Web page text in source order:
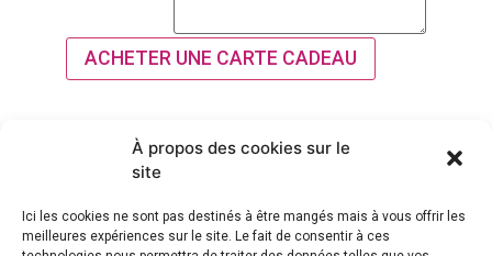
À propos des cookies sur le
site
Ici les cookies ne sont pas destinés à être mangés mais à vous offrir les
meilleures expériences sur le site. Le fait de consentir à ces
ACHETER UNE CARTE CADEAU